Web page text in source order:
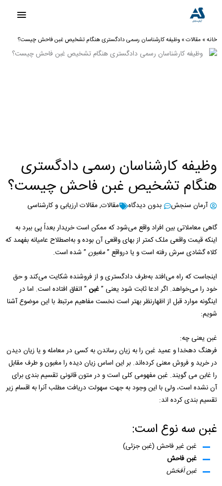
خانه» مقالات» وظیفه کارشناسان رسمی دادگستری هنگام تشخیص غبن فاحش چیست؟
وظیفه کارشناسان رسمی دادگستری
هنگام تشخیص غبن فاحش چیست؟
آرمان سنجش بدون دیدگاه مقالات,مقالات ارزیابی و کارشناسی
گاهی معاملاتی بین افراد واقع می‌شود که ممکن است خریدار بعداً پی ببرد به
اینکه قیمت واقعی ملک کمتر از بهای واقعی آن بوده و به‌اصطلاح عامیانه بفهمد که
کلاه گشادی سرش رفته است و یا درواقع ”مغبون ” شده است.
اینجاست که راه می‌افتد به‌طرف دادگستری و از فروشنده شکایت می‌کند و حق
خود را می‌خواهد. اگر ادعا ثابت شود یعنی ”غبن ” اتفاق افتاده است. اما در
اینگونه موارد قبل از اظهارنظر بهتر است نخست مفاهیم مرتبط با این موضوع آشنا
شویم:
غبن یعنی چه:
فرهنگ دهخدا و عمید غبن را به زیان رساندن به کسی در معامله و یا زیان دیدن
در خرید و فروش معنی کرده‌اند. بر این اساس زیان دیده را مغبون و طرف مقابل
را غابن می گویند. غبن مفهومی کلی است و در متون قانونی تقسیم بندی برای
آن نشده است، ولی با این وجود به جهت سهولت دریافت مطلب آنرا به اقسام زیر
تقسیم بندی کرده اند:
غبن سه نوع است:
غبن غیر فاحش (غبن جزئی)
غبن فاحش
غبن اَفحَش